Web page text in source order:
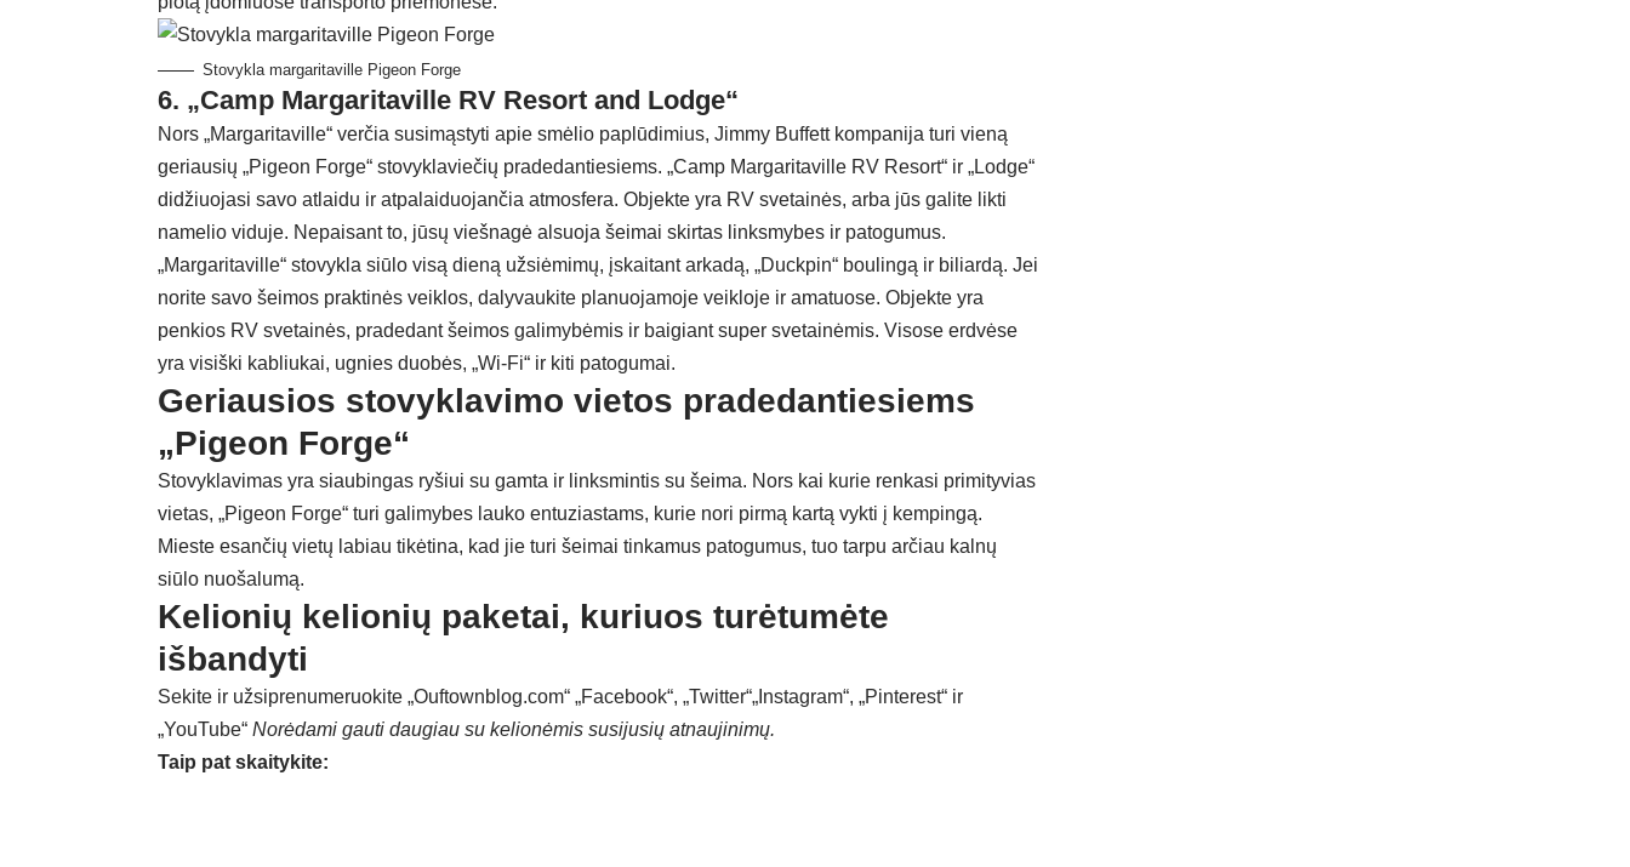
Stovykla margaritaville Pigeon Forge
6. „Camp Margaritaville RV Resort and Lodge“
Nors „Margaritaville“ verčia susimąstyti apie smėlio paplūdimius, Jimmy Buffett kompanija turi vieną
geriausių „Pigeon Forge“ stovyklaviečių pradedantiesiems. „Camp Margaritaville RV Resort“ ir „Lodge“
didžiuojasi savo atlaidu ir atpalaiduojančia atmosfera. Objekte yra RV svetainės, arba jūs galite likti
namelio viduje. Nepaisant to, jūsų viešnagė alsuoja šeimai skirtas linksmybes ir patogumus.
„Margaritaville“ stovykla siūlo visą dieną užsiėmimų, įskaitant arkadą, „Duckpin“ boulingą ir biliardą. Jei
norite savo šeimos praktinės veiklos, dalyvaukite planuojamoje veikloje ir amatuose. Objekte yra
penkios RV svetainės, pradedant šeimos galimybėmis ir baigiant super svetainėmis. Visose erdvėse
yra visiški kabliukai, ugnies duobės, „Wi-Fi“ ir kiti patogumai.
Geriausios stovyklavimo vietos pradedantiesiems
„Pigeon Forge“
Stovyklavimas yra siaubingas ryšiui su gamta ir linksmintis su šeima. Nors kai kurie renkasi primityvias
vietas, „Pigeon Forge“ turi galimybes lauko entuziastams, kurie nori pirmą kartą vykti į kempingą.
Mieste esančių vietų labiau tikėtina, kad jie turi šeimai tinkamus patogumus, tuo tarpu arčiau kalnų
siūlo nuošalumą.
Kelionių kelionių paketai, kuriuos turėtumėte
išbandyti
Sekite ir užsiprenumeruokite „Ouftownblog.com“ „Facebook“, „Twitter“„Instagram“, „Pinterest“ ir
„YouTube“ Norėdami gauti daugiau su kelionėmis susijusių atnaujinimų.
Taip pat skaitykite: